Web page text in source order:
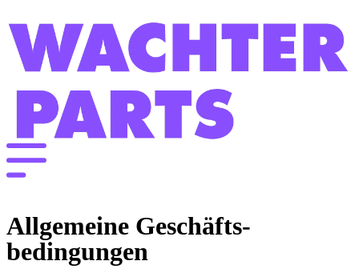
springen
Allgemeine Geschäfts­
bedingungen